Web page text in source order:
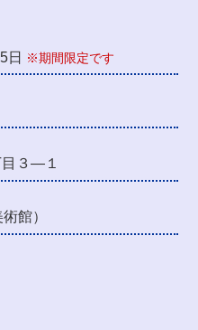
日
※期間限定です
３―１
館）